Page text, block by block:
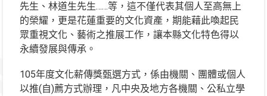
先生、林道生先生……等，這不僅代表其個人至高無上
的榮耀，更是花蓮重要的文化資產，期能藉此喚起民
眾重視文化、藝術之推展工作，讓本縣文化特色得以
永續發展與傳承。
105年度文化薪傳獎甄選方式，係由機關、團體或個人
以推(自)薦方式辦理，凡中央及地方各機關、公私立學